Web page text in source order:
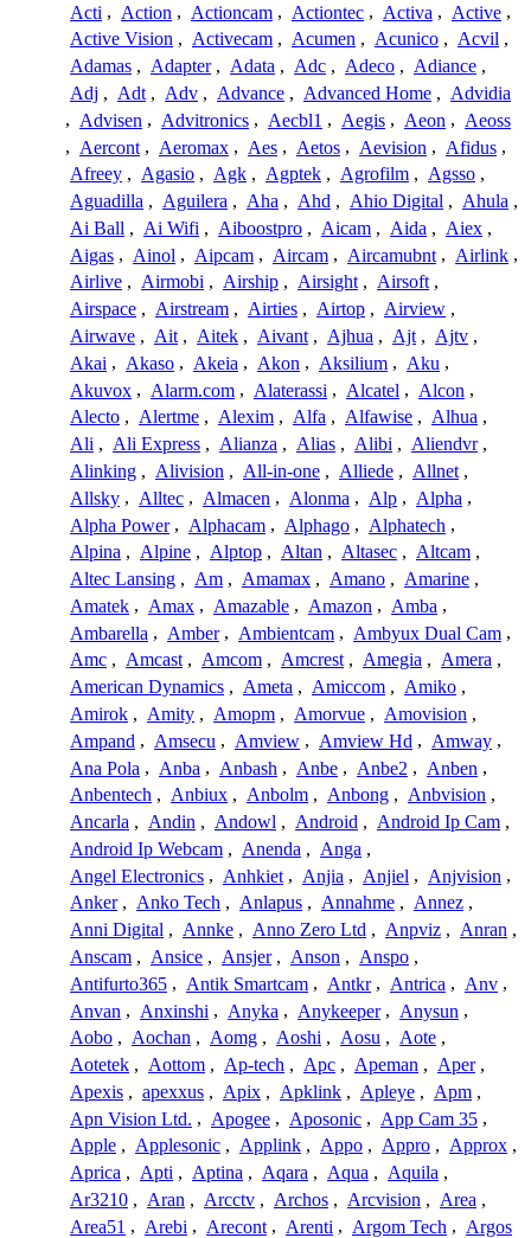
Acti , Action , Actioncam , Actiontec , Activa , Active ,
Active Vision , Activecam , Acumen , Acunico , Acvil ,
Adamas , Adapter , Adata , Adc , Adeco , Adiance ,
Adj , Adt , Adv , Advance , Advanced Home , Advidia
, Advisen , Advitronics , Aecbl1 , Aegis , Aeon , Aeoss
, Aercont , Aeromax , Aes , Aetos , Aevision , Afidus ,
Afreey , Agasio , Agk , Agptek , Agrofilm , Agsso ,
Aguadilla , Aguilera , Aha , Ahd , Ahio Digital , Ahula ,
Ai Ball , Ai Wifi , Aiboostpro , Aicam , Aida , Aiex ,
Aigas , Ainol , Aipcam , Aircam , Aircamubnt , Airlink ,
Airlive , Airmobi , Airship , Airsight , Airsoft ,
Airspace , Airstream , Airties , Airtop , Airview ,
Airwave , Ait , Aitek , Aivant , Ajhua , Ajt , Ajtv ,
Akai , Akaso , Akeia , Akon , Aksilium , Aku ,
Akuvox , Alarm.com , Alaterassi , Alcatel , Alcon ,
Alecto , Alertme , Alexim , Alfa , Alfawise , Alhua ,
Ali , Ali Express , Alianza , Alias , Alibi , Aliendvr ,
Alinking , Alivision , All-in-one , Alliede , Allnet ,
Allsky , Alltec , Almacen , Alonma , Alp , Alpha ,
Alpha Power , Alphacam , Alphago , Alphatech ,
Alpina , Alpine , Alptop , Altan , Altasec , Altcam ,
Altec Lansing , Am , Amamax , Amano , Amarine ,
Amatek , Amax , Amazable , Amazon , Amba ,
Ambarella , Amber , Ambientcam , Ambyux Dual Cam ,
Amc , Amcast , Amcom , Amcrest , Amegia , Amera ,
American Dynamics , Ameta , Amiccom , Amiko ,
Amirok , Amity , Amopm , Amorvue , Amovision ,
Ampand , Amsecu , Amview , Amview Hd , Amway ,
Ana Pola , Anba , Anbash , Anbe , Anbe2 , Anben ,
Anbentech , Anbiux , Anbolm , Anbong , Anbvision ,
Ancarla , Andin , Andowl , Android , Android Ip Cam ,
Android Ip Webcam , Anenda , Anga ,
Angel Electronics , Anhkiet , Anjia , Anjiel , Anjvision ,
Anker , Anko Tech , Anlapus , Annahme , Annez ,
Anni Digital , Annke , Anno Zero Ltd , Anpviz , Anran ,
Anscam , Ansice , Ansjer , Anson , Anspo ,
Antifurto365 , Antik Smartcam , Antkr , Antrica , Anv ,
Anvan , Anxinshi , Anyka , Anykeeper , Anysun ,
Aobo , Aochan , Aomg , Aoshi , Aosu , Aote ,
Aotetek , Aottom , Ap-tech , Apc , Apeman , Aper ,
Apexis , apexxus , Apix , Apklink , Apleye , Apm ,
Apn Vision Ltd. , Apogee , Aposonic , App Cam 35 ,
Apple , Applesonic , Applink , Appo , Appro , Approx ,
Aprica , Apti , Aptina , Aqara , Aqua , Aquila ,
Ar3210 , Aran , Arcctv , Archos , Arcvision , Area ,
Area51 , Arebi , Arecont , Arenti , Argom Tech , Argos